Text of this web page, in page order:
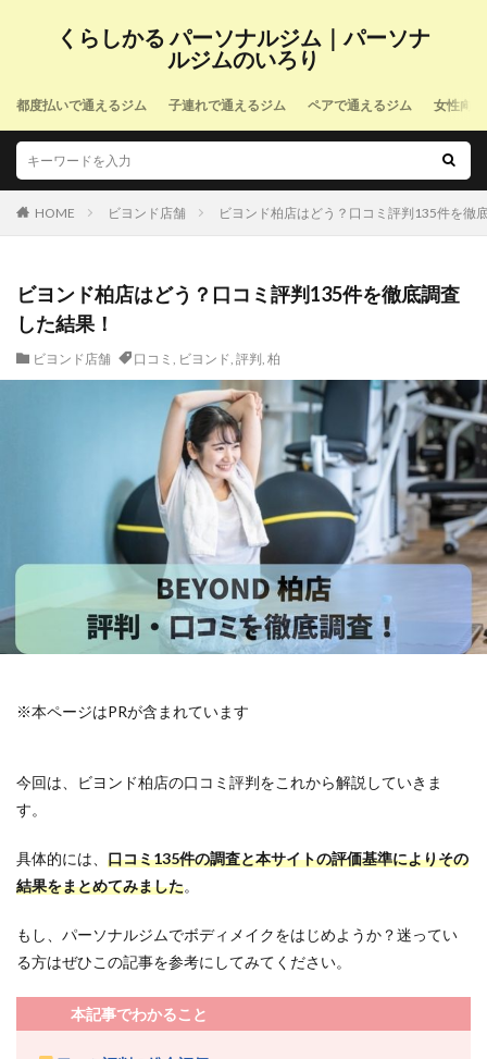
くらしかる パーソナルジム｜パーソナ
ルジムのいろり
都度払いで通えるジム 子連れで通えるジム ペアで通えるジム 女性向
HOME ビヨンド店舗 ビヨンド柏店はどう？口コミ評判135件を徹
ビヨンド柏店はどう？口コミ評判135件を徹底調査
した結果！
ビヨンド店舗 口コミ , ビヨンド, 評判, 柏
※本ページはPRが含まれています
今回は、ビヨンド柏店の口コミ評判をこれから解説していきま
す。
具体的には、 口コミ135件の調査と本サイトの評価基準によりその
結果をまとめてみました。
もし、パーソナルジムでボディメイクをはじめようか？迷ってい
る方はぜひこの記事を参考にしてみてください。
本記事でわかること